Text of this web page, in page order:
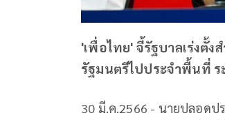
'เพื่อไทย' จี้รัฐบาลเร่งตั้
รัฐมนตรีไปประจำพื้นที่
30 มี.ค.2566 - นายปลอด